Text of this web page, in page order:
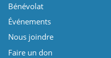
Bénévolat
Événements
Nous joindre
Faire un don